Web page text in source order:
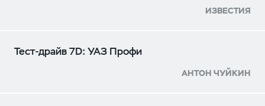
ИЗВЕСТИЯ
Тест-драйв 7D: УАЗ Профи
АНТОН ЧУЙКИН